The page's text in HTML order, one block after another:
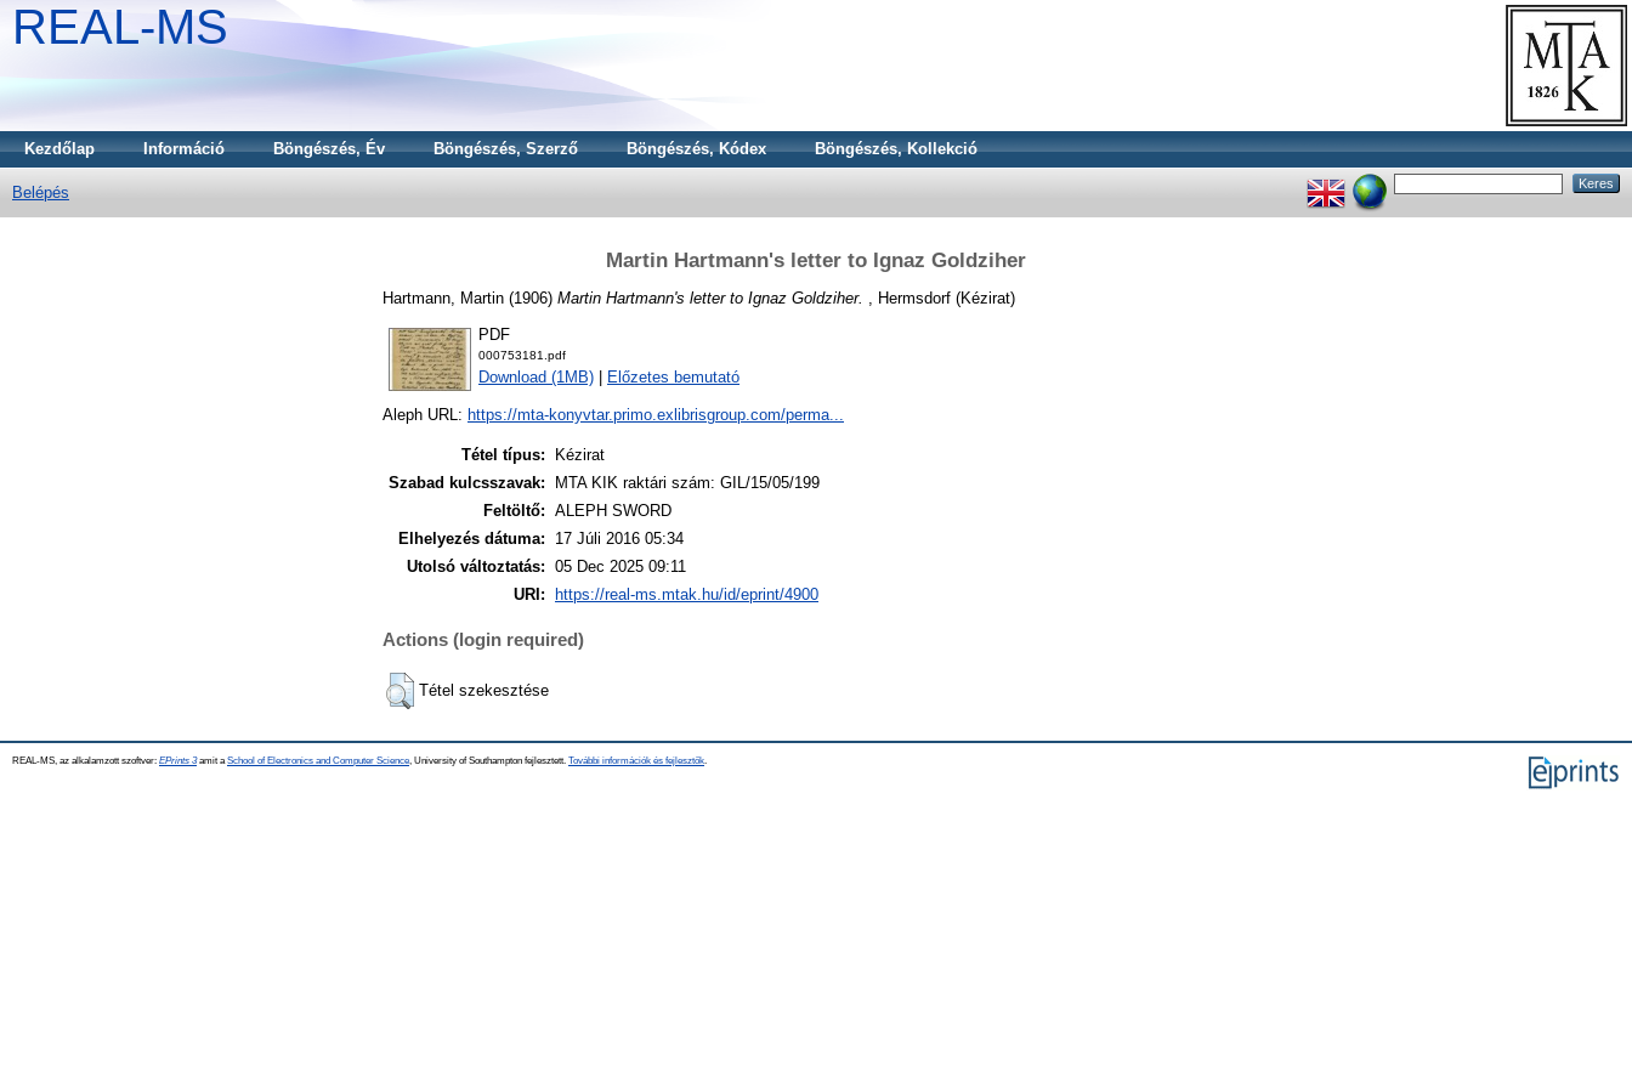
REAL-MS
Kezdőlap Információ Böngészés, Év Böngészés, Szerző Böngészés, Kódex Böngészés, Kollekció
Belépés
Martin Hartmann's letter to Ignaz Goldziher
Hartmann, Martin (1906) Martin Hartmann's letter to Ignaz Goldziher. , Hermsdorf (Kézirat)
PDF
000753181.pdf
Download (1MB) Előzetes bemutató
Aleph URL: https://mta-konyvtar.primo.exlibrisgroup.com/perma...
Tétel típus:
Kézirat
Szabad kulcsszavak:
MTA KIK raktári szám: GIL/15/05/199
Feltöltő: ALEPH SWORD
Elhelyezés dátuma:
17 Júli 2016 05:34
Utolsó változtatás: 05 Dec 2025 09:11
URI:
https://real-ms.mtak.hu/id/eprint/4900
Actions (login required)
Tétel szekesztése
REAL-MS, az alkalamzott szoftver: EPrints 3amit a School of Electronics and Computer Science , University of Southampton fejlesztett. További információk és fejlesztők